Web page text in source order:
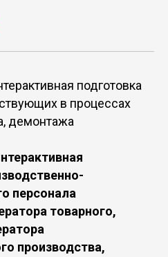
подготовка
в процессах
демонтажа
персонала
товарного,
производства,